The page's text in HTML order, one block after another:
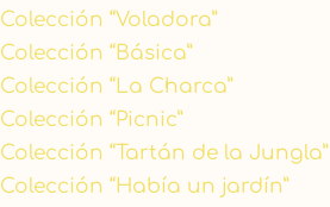
Colección “Voladora”
Colección “Básica”
Colección “La Charca”
Colección “Picnic”
Colección “Tartán de la Jungla”
Colección “Había un jardín”